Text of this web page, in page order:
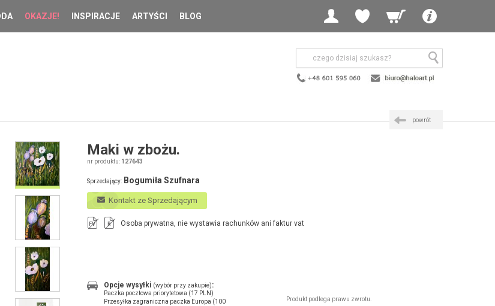
OKAZJE! INSPIRACJE ARTYŚCI BLOG
powrót
Maki w zbożu.
nr produktu: 127643
Sprzedający: Bogumiła Szufnara
Kontakt ze Sprzedającym
FV R Osoba prywatna, nie wystawia rachunków ani faktur vat
Produkt podlega prawu zwrotu.
Opcje wysyłki (wybór przy zakupie):
Paczka pocztowa priorytetowa (17 PLN)
Przesyłka zagraniczna paczka Europa (100